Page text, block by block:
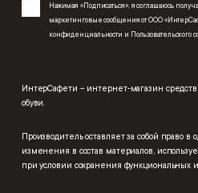
Нажимая «Подписаться», я соглашаюсь
маркетинговые сообщения от ООО
конфиденциальности и Пользовательского
ИнтерСафети – интернет-магазин
обуви.
Производитель оставляет за собой право
изменения в состав материалов,
при условии сохранения функциональных